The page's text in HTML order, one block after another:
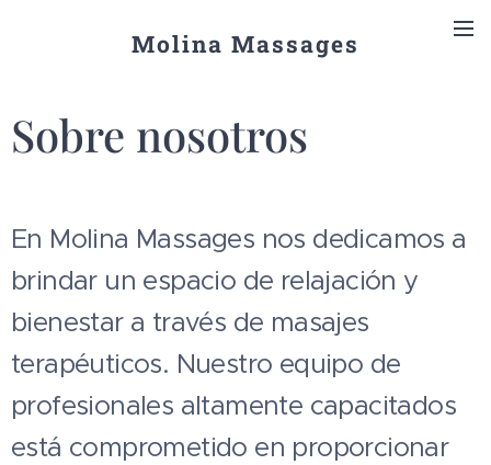
Molina Massages
Sobre nosotros
En Molina Massages nos dedicamos a
brindar un espacio de relajación y
bienestar a través de masajes
terapéuticos. Nuestro equipo de
profesionales altamente capacitados
está comprometido en proporcionar